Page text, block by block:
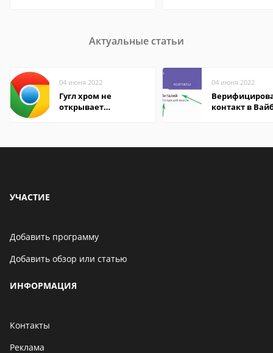
Актуальные статьи
04 июня 2022
Гугл хром не
открывает
04 июня 2022
контакт в
УЧАСТИЕ
Добавить программу
Добавить обзор или статью
ИНФОРМАЦИЯ
Контакты
Реклама